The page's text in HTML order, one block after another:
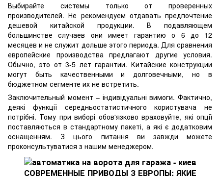
Выбирайте системы только от проверенных
производителей. Не рекомендуем отдавать предпочтение
дешевой китайской продукции. В подавляющем
большинстве случаев они имеет гарантию о 6 до 12
месяцев и не служит дольше этого периода. Для сравнения
европейские производства предлагают другие условия.
Обычно, это от 3-5 лет гарантии. Китайские конструкции
могут быть качественными и долговечными, но в
бюджетном сегменте их не встретить.
Заключительный момент – індивідуальні вимоги. Фактично,
деякі функції середньостатистичного користувача не
потрібні. Тому при виборі обов'язково враховуйте, які опції
поставляються в стандартному пакеті, а які є додатковим
оснащенням.З цього питання ви завжди можете
проконсультуватися з нашим менеджером.
СОВРЕМЕННЫЕ ПРИВОДЫ З ЕВРОПЫ: ЯКИЕ